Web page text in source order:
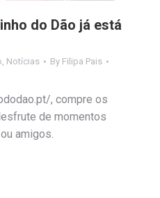
do Dão já está
Notícias By Filipa Pais
, compre os
de momentos
amigos.